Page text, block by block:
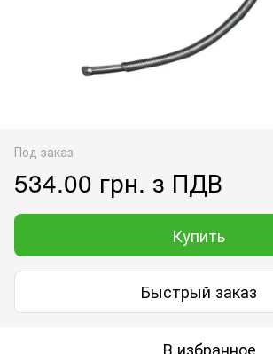
Под заказ
534.00 грн. з ПДВ
Купить
Быстрый заказ
В избранное